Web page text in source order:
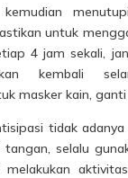
untuk
4 jam sekali,
kembali
masker kain,
tidak
selalu